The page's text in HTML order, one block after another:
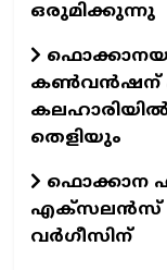
ഒരുമിക്കുന്നു
കൺവൻഷന്
തെളിയും
ഫൊക്കാന
എക്‌സലന്‍സ്
വര്‍ഗീസിന്